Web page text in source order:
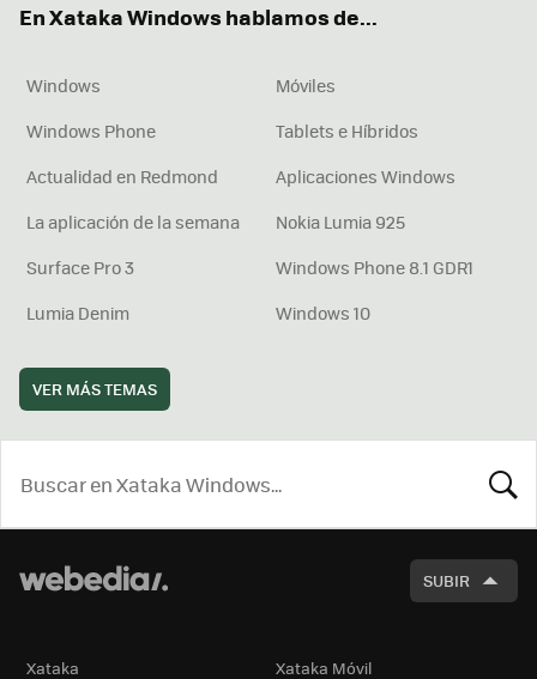
En Xataka Windows hablamos de...
Windows
Móviles
Windows Phone
Tablets e Híbridos
Actualidad en Redmond
Aplicaciones Windows
La aplicación de la semana
Nokia Lumia 925
Surface Pro 3
Windows Phone 8.1 GDR1
Lumia Denim
Windows 10
VER MÁS TEMAS
SUBIR
Xataka Xataka Móvil